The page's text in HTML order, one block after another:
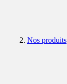
Nos produits